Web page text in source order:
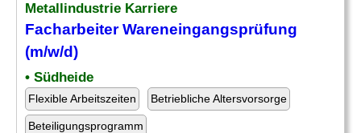
Metallindustrie Karriere
Facharbeiter Wareneingangsprüfung
(m/w/d)
• Südheide
Flexible Arbeitszeiten Betriebliche Altersvorsorge
Beteiligungsprogramm